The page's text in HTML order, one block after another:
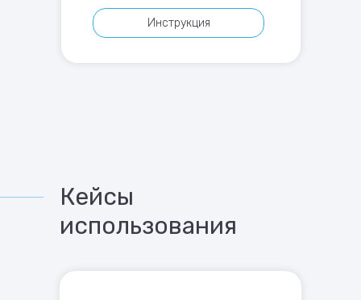
Инструкция
Кейсы
использования